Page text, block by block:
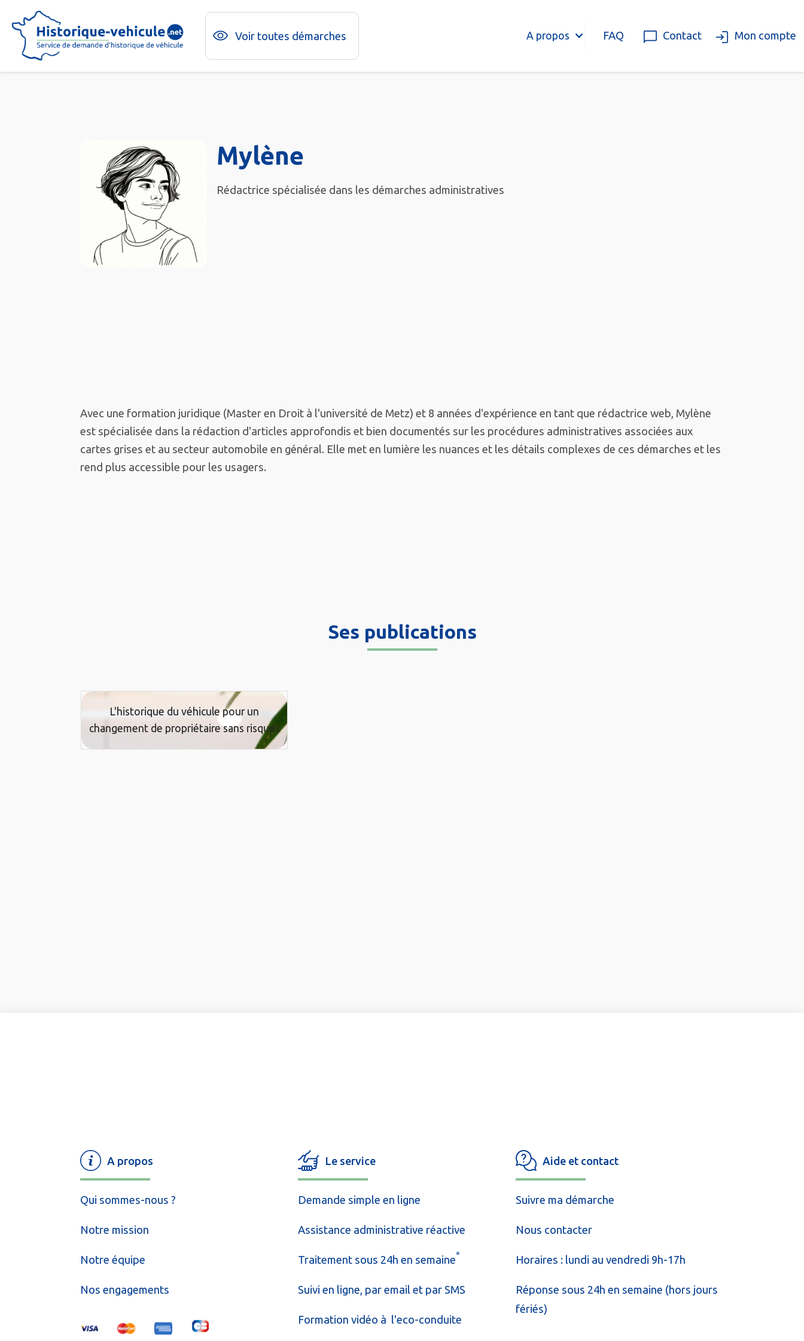
Voir toutes démarches A propos FAQ Contact Mon compte
Mylène
Rédactrice spécialisée dans les démarches administratives
Avec une formation juridique (Master en Droit à l'université de Metz) et 8 années d'expérience en tant que rédactrice web, Mylène
est spécialisée dans la rédaction d'articles approfondis et bien documentés sur les procédures administratives associées aux
cartes grises et au secteur automobile en général. Elle met en lumière les nuances et les détails complexes de ces démarches et les
rend plus accessible pour les usagers.
Ses publications
L'historique du véhicule pour un
changement de propriétaire sans risques
A propos
Qui sommes-nous ?
Notre mission
Notre équipe
Nos engagements
Le service
Demande simple en ligne
Assistance administrative réactive
Traitement sous 24h en semaine*
Suivi en ligne, par email et par SMS
Formation vidéo à l'eco-conduite
Aide et contact
Suivre ma démarche
Nous contacter
Horaires : lundi au vendredi 9h-17h
Réponse sous 24h en semaine (hors jours
fériés)